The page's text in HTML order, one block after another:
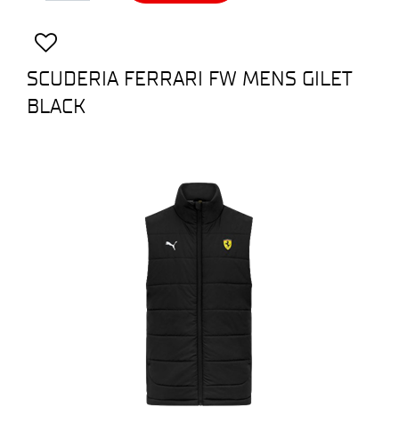
SCUDERIA FERRARI FW MENS GILET
BLACK